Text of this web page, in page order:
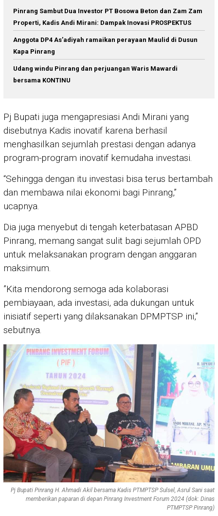
Pinrang Sambut Dua Investor PT Bosowa Beton dan Zam Zam
Properti, Kadis Andi Mirani: Dampak Inovasi PROSPEKTUS
Anggota DP4 As’adiyah ramaikan perayaan Maulid di Dusun
Kapa Pinrang
Udang windu Pinrang dan perjuangan Waris Mawardi
bersama KONTINU
Pj Bupati juga mengapresiasi Andi Mirani yang
disebutnya Kadis inovatif karena berhasil
menghasilkan sejumlah prestasi dengan adanya
program-program inovatif kemudaha investasi.
“Sehingga dengan itu investasi bisa terus bertambah
dan membawa nilai ekonomi bagi Pinrang,”
ucapnya.
Dia juga menyebut di tengah keterbatasan APBD
Pinrang, memang sangat sulit bagi sejumlah OPD
untuk melaksanakan program dengan anggaran
maksimum.
”Kita mendorong semoga ada kolaborasi
pembiayaan, ada investasi, ada dukungan untuk
inisiatif seperti yang dilaksanakan DPMPTSP ini,”
sebutnya.
Pj Bupati Pinrang H. Ahmadi Akil bersama Kadis PTMPTSP Sulsel, Asrul Sani saat
memberikan paparan di depan Pinrang Investment Forum 2024 (dok: Dinas
PTMPTSP Pinrang)